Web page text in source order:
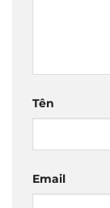
Tên
Email